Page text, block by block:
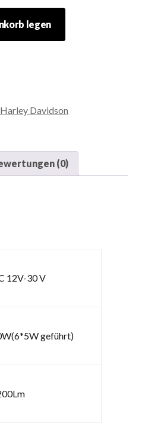
legen
Harley Davidson
(0)
12V-30 V
geführt)